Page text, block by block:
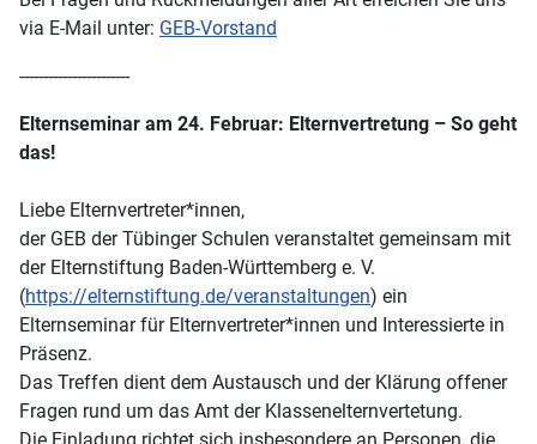
via E-Mail unter: GEB-Vorstand
-----------------------
Elternseminar am 24. Februar: Elternvertretung – So geht
das!
Liebe Elternvertreter*innen,
der GEB der Tübinger Schulen veranstaltet gemeinsam mit
der Elternstiftung Baden-Württemberg e. V.
(https://elternstiftung.de/veranstaltungen) ein
Elternseminar für Elternvertreter*innen und Interessierte in
Präsenz.
Das Treffen dient dem Austausch und der Klärung offener
Fragen rund um das Amt der Klassenelternvertetung.